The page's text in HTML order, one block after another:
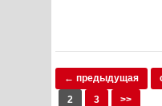
← предыдущая
2
3 >>